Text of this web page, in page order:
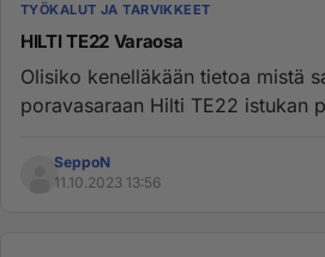
TYÖKALUT JA TARVIKKEET
HILTI TE22 Varaosa
Olisiko kenelläkään tietoa mistä
poravasaraan Hilti TE22 istukan
SeppoN
11.10.2023 13:56